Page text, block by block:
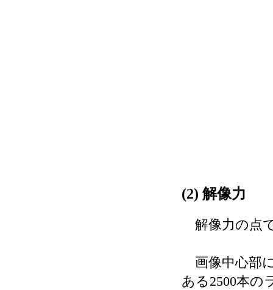
(2) 解像力
解像力の点
画像中心部
ある2500本の